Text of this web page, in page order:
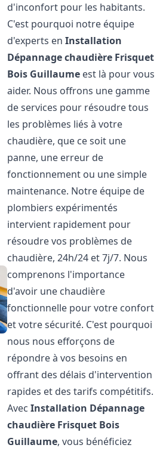
d'inconfort pour les habitants.
C'est pourquoi notre équipe
d'experts enInstallation
Dépannage chaudière Frisquet
Bois Guillaume est là pour vous
aider. Nous offrons une gamme
de services pour résoudre tous
les problèmes liés à votre
chaudière, que ce soit une
panne, une erreur de
fonctionnement ou une simple
maintenance. Notre équipe de
plombiers expérimentés
intervient rapidement pour
résoudre vos problèmes de
chaudière, 24h/24 et 7j/7. Nous
comprenons l'importance
d'avoir une chaudière
fonctionnelle pour votre confort
et votre sécurité. C'est pourquoi
nous nous efforçons de
répondre à vos besoins en
offrant des délais d'intervention
rapides et des tarifs compétitifs.
AvecInstallation Dépannage
chaudière Frisquet Bois
Guillaume, vous bénéficiez